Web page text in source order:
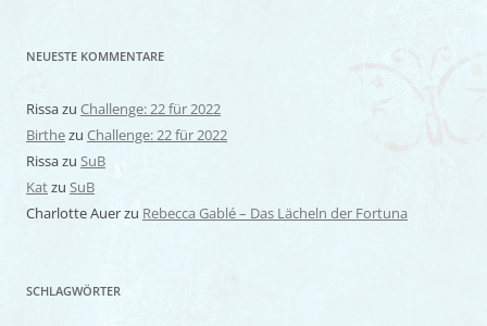
NEUESTE KOMMENTARE
Rissazu Challenge: 22 für 2022
Birthezu Challenge: 22 für 2022
Rissazu SuB
Katzu SuB
Charlotte Auerzu Rebecca Gablé – Das Lächeln der Fortuna
SCHLAGWÖRTER